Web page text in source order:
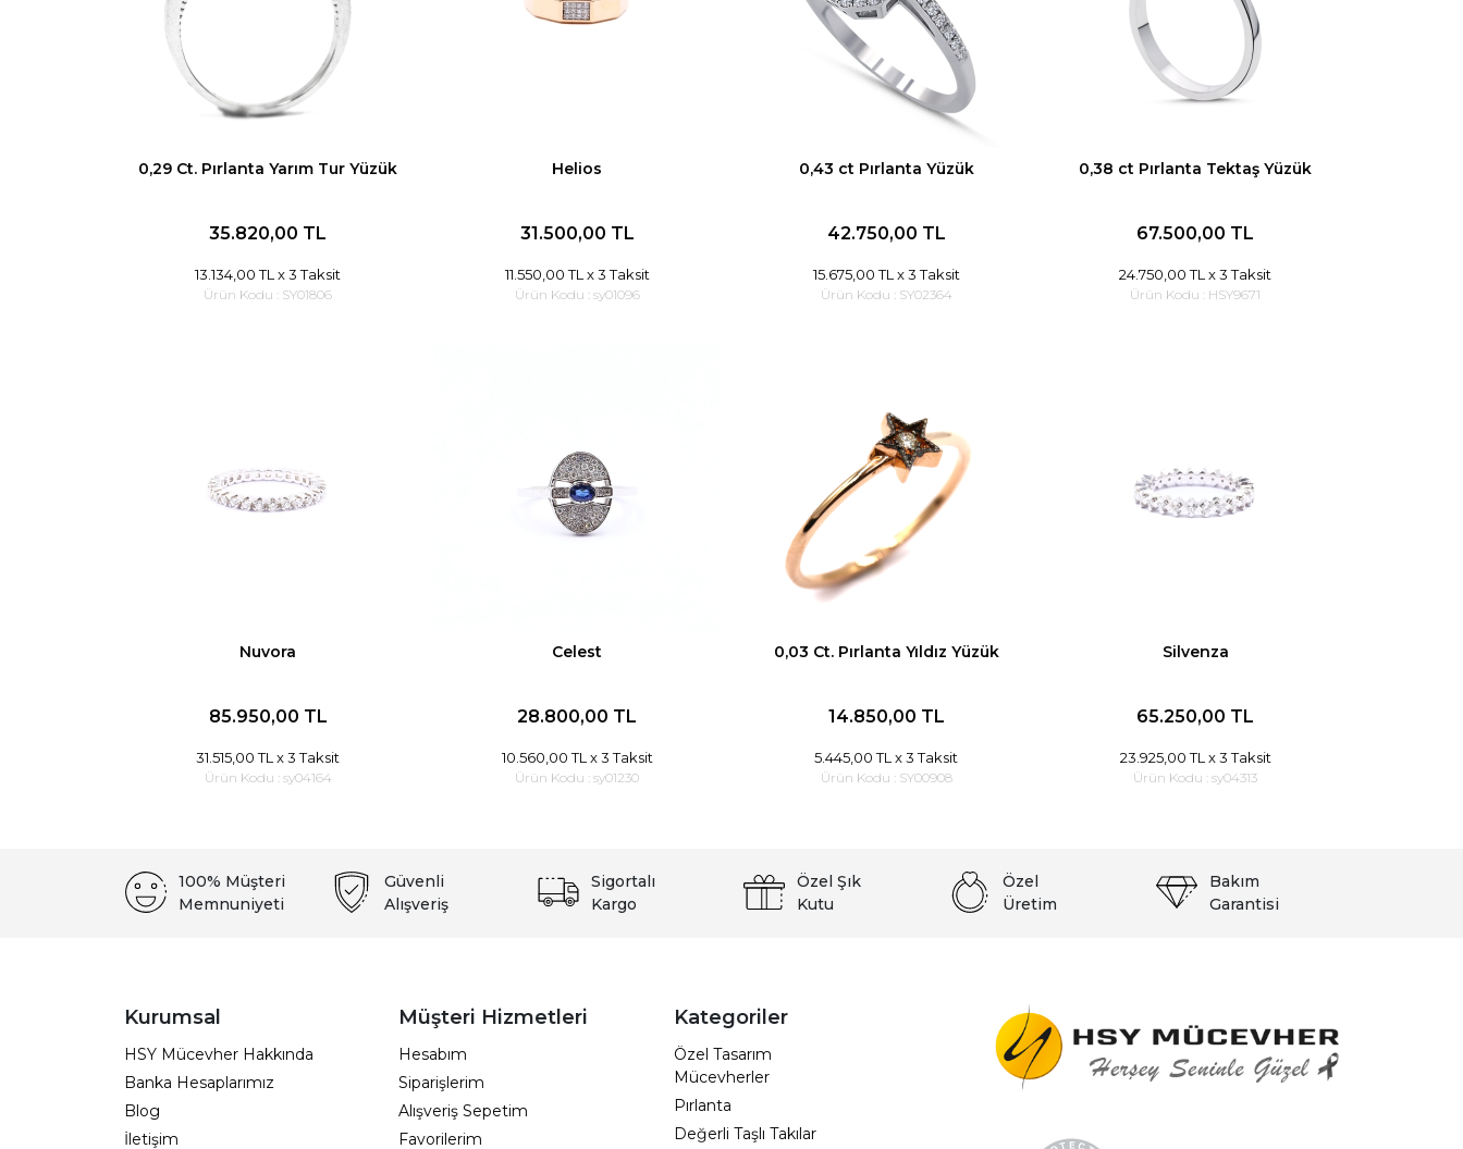
0,29 Ct. Pırlanta Yarım Tur Yüzük
35.820,00 TL
13.134,00 TL x 3 Taksit
Ürün Kodu : SY01806
Helios
31.500,00 TL
11.550,00 TL x 3 Taksit
Ürün Kodu : sy01096
0,43 ct Pırlanta Yüzük
42.750,00 TL
15.675,00 TL x 3 Taksit
Ürün Kodu : SY02364
0,38 ct Pırlanta Tektaş Yüzük
67.500,00 TL
24.750,00 TL x 3 Taksit
Ürün Kodu : HSY9671
Nuvora
85.950,00 TL
31.515,00 TL x 3 Taksit
Ürün Kodu : sy04164
Celest
28.800,00 TL
10.560,00 TL x 3 Taksit
Ürün Kodu : sy01230
0,03 Ct. Pırlanta Yıldız Yüzük
14.850,00 TL
5.445,00 TL x 3 Taksit
Ürün Kodu : SY00908
Silvenza
65.250,00 TL
23.925,00 TL x 3 Taksit
Ürün Kodu : sy04313
100% Müşteri
Memnuniyeti
Güvenli
Alışveriş
Sigortalı
Kargo
Özel Şık
Kutu
Özel
Üretim
Bakım
Garantisi
Kurumsal
HSY Mücevher Hakkında
Banka Hesaplarımız
Blog
İletişim
Müşteri Hizmetleri
Hesabım
Siparişlerim
Alışveriş Sepetim
Favorilerim
Kategoriler
Özel Tasarım
Mücevherler
Pırlanta
Değerli Taşlı Takılar